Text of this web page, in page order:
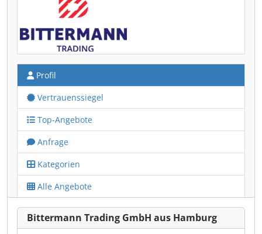
Profil
Vertrauenssiegel
Top-Angebote
Anfrage
Kategorien
Alle Angebote
Bittermann Trading GmbH aus Hamburg